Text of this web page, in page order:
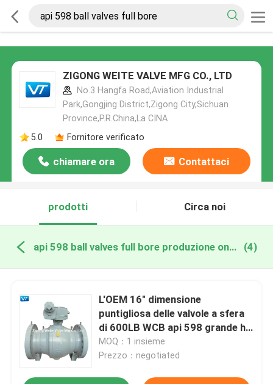
ZIGONG WEITE VALVE MFG CO., LTD
No.3 Hangfa Road,Aviation Industrial
Park,Gongjing District,Zigong City,Sichuan
Province,P.R.China,La CINA
5.0
Fornitore verificato
chiamare ora Contattaci
prodotti Circa noi
api 598 ball valves full bore produzione online (4)
L'OEM 16" dimensione
puntigliosa delle valvole a sfera
di 600LB WCB api 598 grande ha
forgiato l'acciaio
MOQ：1 insieme
Prezzo：negotiated